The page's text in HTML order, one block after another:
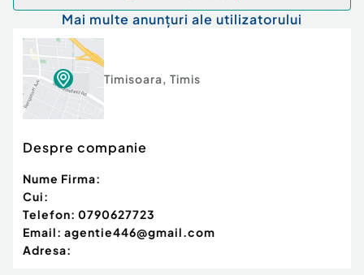
Mai multe anunțuri ale utilizatorului
Timisoara, Timis
Despre companie
Nume Firma:
Cui:
Telefon: 0790627723
Email: agentie446@gmail.com
Adresa: